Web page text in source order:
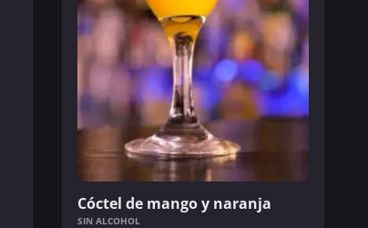
Cóctel de mango y naranja
SIN ALCOHOL